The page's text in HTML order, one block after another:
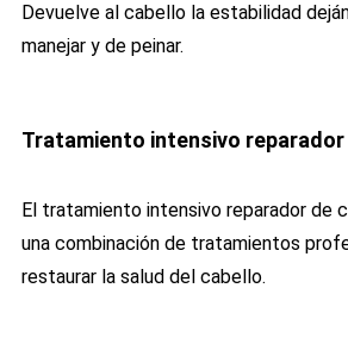
Devuelve al cabello la estabilidad
manejar y de peinar.
Tratamiento intensivo reparador
El tratamiento intensivo reparador de
una combinación de tratamientos prof
restaurar la sal ud del cabello.